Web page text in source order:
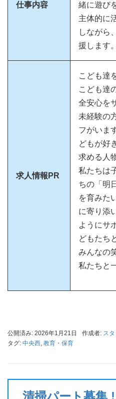
仕事内容
緒に遊び
主体的に
しながら
援します。
求人情報PR
こども達
こども達
全安心を
未経験の
フがいま
どもが好
求める人
私たちは
ちの「明
を育みた
に寄り添
ようにサ
どもたち
みんなの
私たちと
公開済み: 2026年1月21日 作成者: ス
タグ: 中央西 教育・保育
清掃パート募集